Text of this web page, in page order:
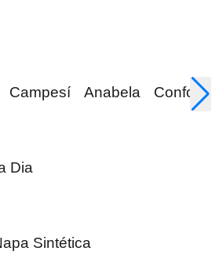
Campesí Anabela Conforto
Dia
Sintética